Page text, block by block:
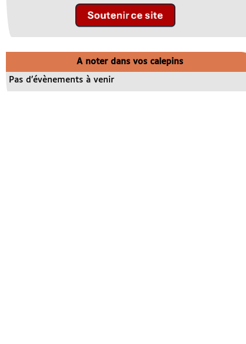
A noter dans vos calepins
Pas d’évènements à venir